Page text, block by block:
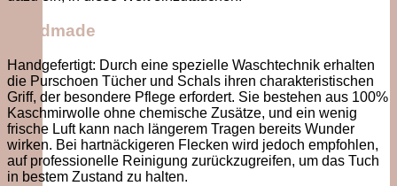
Handmade
Handgefertigt: Durch eine spezielle Waschtechnik erhalten
die Purschoen Tücher und Schals ihren charakteristischen
Griff, der besondere Pflege erfordert. Sie bestehen aus 100%
Kaschmirwolle ohne chemische Zusätze, und ein wenig
frische Luft kann nach längerem Tragen bereits Wunder
wirken. Bei hartnäckigeren Flecken wird jedoch empfohlen,
auf professionelle Reinigung zurückzugreifen, um das Tuch
in bestem Zustand zu halten.